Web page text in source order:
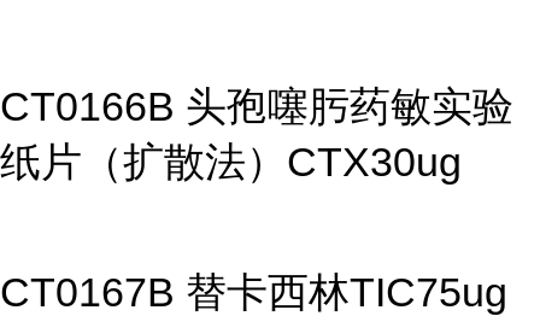
CT0166B 头孢噻肟药敏实验
纸片（扩散法）CTX30ug
CT0167B 替卡西林TIC75ug